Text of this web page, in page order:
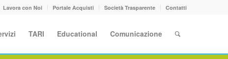
Lavora con Noi Portale Acquisti Società Trasparente Contatti
TARI Educational Comunicazione